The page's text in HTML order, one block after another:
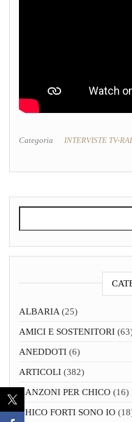
Categoria INTERVISTE TV-
ALBARIA (25)
AMICI E SOSTENITORI
ANEDDOTI (6)
ARTICOLI (382)
CANZONI PER CHICO (16)
CHICO FORTI SONO IO